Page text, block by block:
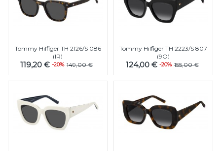
Tommy Hilfiger TH 2126/S 086
(IR)
119,20 € -20% 149,00 €
Tommy Hilfiger TH 2223/S 807
(9O)
124,00 € -20% 155,00 €